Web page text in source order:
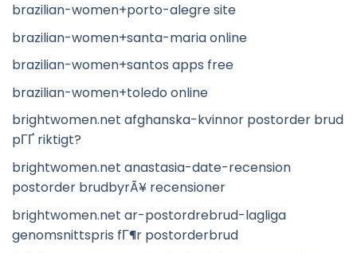
brazilian-women+porto-alegre site
brazilian-women+santa-maria online
brazilian-women+santos apps free
brazilian-women+toledo online
brightwomen.net afghanska-kvinnor postorder brud
pГҐ riktigt?
brightwomen.net anastasia-date-recension
postorder brudbyrÃ¥ recensioner
brightwomen.net ar-postordrebrud-lagliga
genomsnittspris fГ¶r postorderbrud